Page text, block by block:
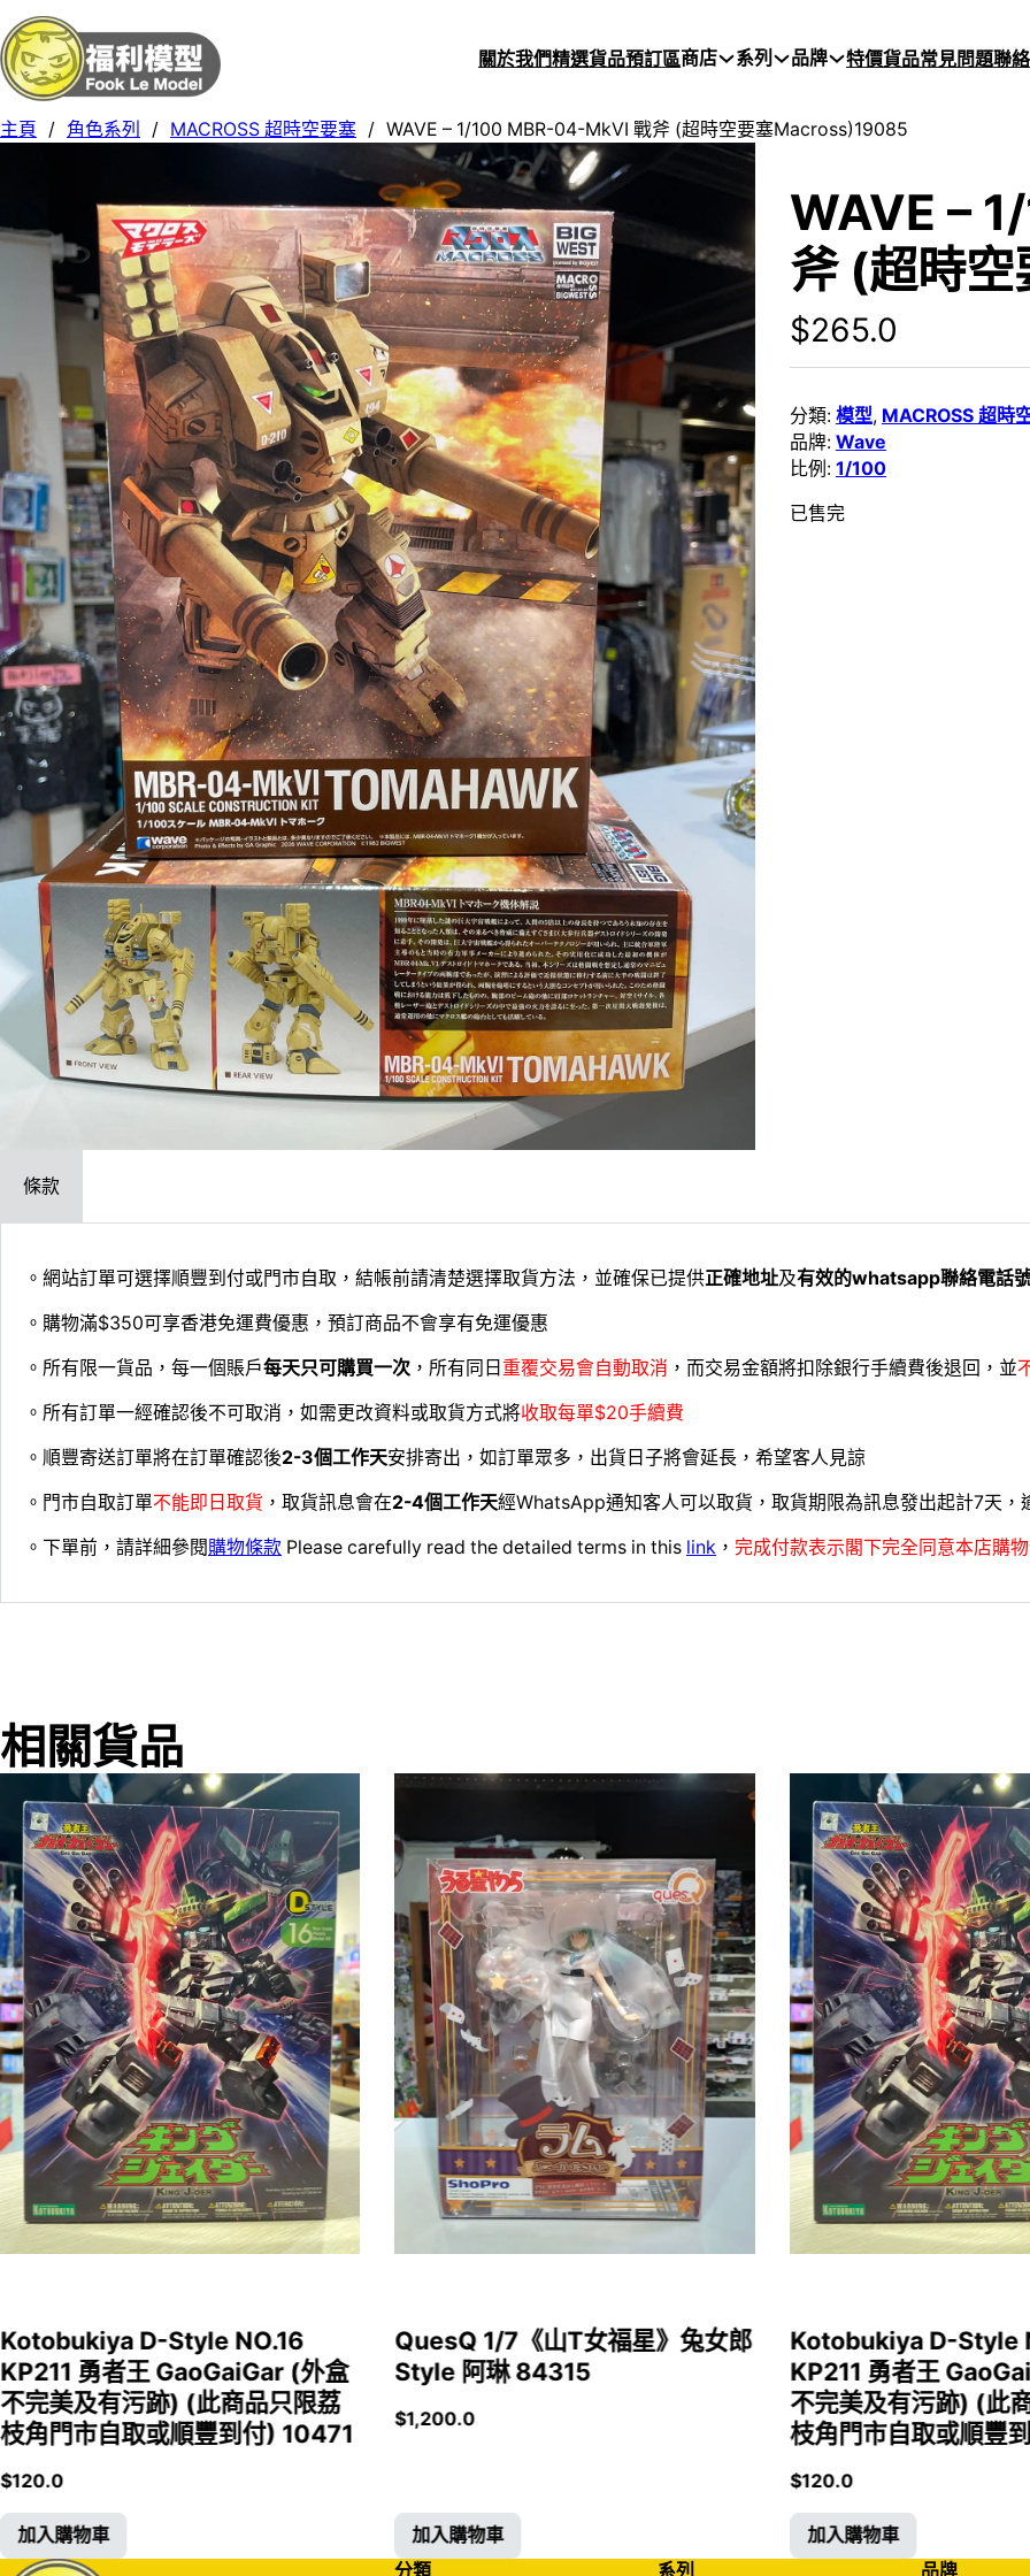
關於我們精選貨品預訂區商店 系列 品牌 特價貨品常見問題聯
主頁 / 角色系列 / MACROSS 超時空要塞 / WAVE – 1/100 MBR-04-MkVI 戰斧 (超時空要塞Macross)19085
WAVE –
斧 (超時
$265.0
分類: 模型, MACROSS 超時
品牌: Wave
比例: 1/100
已售完
條款
。網站訂單可選擇順豐到付或門市自取，結帳前請清楚選擇取貨方法，並確保已提供正確地址及有效的whatsapp聯絡電話
。購物滿$350可享香港免運費優惠，預訂商品不會享有免運優惠
。所有限一貨品，每一個賬戶每天只可購買一次 ，所有同日 重覆交易會自動取消 ，而交易金額將扣除銀行手續費後退回，並
。所有訂單一經確認後不可取消，如需更改資料或取貨方式將收取每單$20手續費
。順豐寄送訂單將在訂單確認後2-3個工作天安排寄出，如訂單眾多，出貨日子將會延長，希望客人見諒
。門市自取訂單不能即日取貨 ，取貨訊息會在2-4個工作天經WhatsApp通知客人可以取貨，取貨期限為訊息發出起計7天，
。下單前，請詳細參閱購物條款 Please carefully read the detailed terms in this link ， 完成付款表示閣下完全同意本店購
相關貨品
Kotobukiya D-Style NO.16
KP211 勇者王 GaoGaiGar (外盒
不完美及有污跡) (此商品只限荔
枝角門市自取或順豐到付) 10471
$120.0
加入購物車
QuesQ 1/7《山T女福星》兔女郎
Style 阿琳 84315
$1,200.0
加入購物車
Kotobukiya D-Style
KP211 勇者王
不完美及有污跡) (此
枝角門市自取或順豐
$120.0
加入購物車
分類
系列 品牌